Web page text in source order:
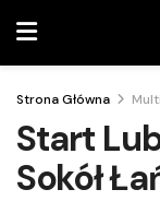
Strona Główna
Start
Sokół